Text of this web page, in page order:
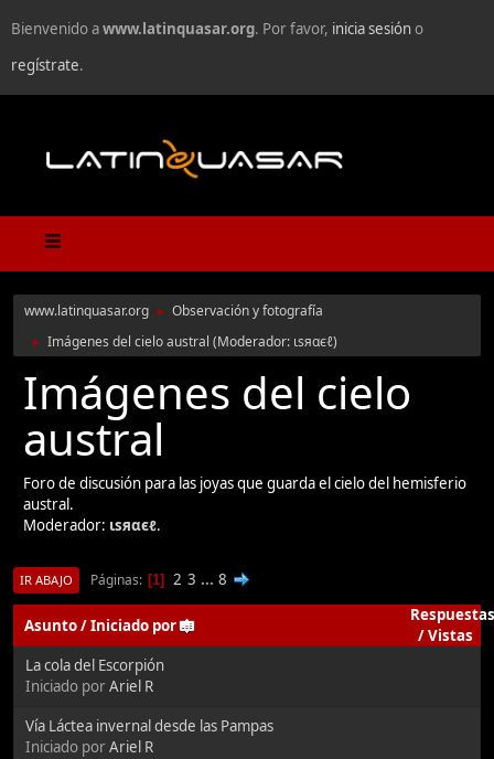
Bienvenido awww.latinquasar.org. Por favor, inicia sesióno
regístrate.
www.latinquasar.org ► Observación y fotografía
► Imágenes del cielo austral (Moderador: ιѕяαєℓ)
Imágenes del cielo
austral
Foro de discusión para las joyas que guarda el cielo del hemisferio
austral.
Moderador: ιѕяαєℓ.
IR ABAJO Páginas 1 2 3 ... 8
Asunto/Iniciado por
/Vistas
La cola del Escorpión
Iniciado porAriel R
Vía Láctea invernal desde las Pampas
Iniciado porAriel R